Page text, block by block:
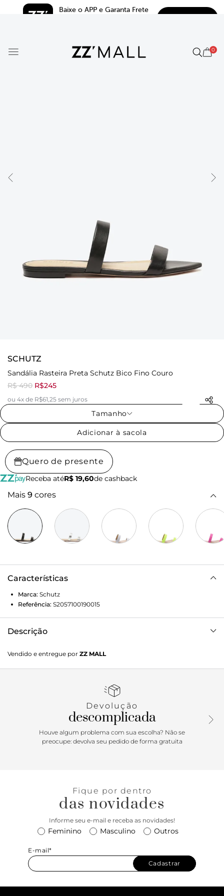
Baixe o APP e Garanta Frete
0
SCHUTZ
Sandália Rasteira Preta Schutz Bico Fino Couro
R$ 490 R$245
ou 4x de R$61,25 sem juros
Tamanho
Adicionar à sacola
Quero de presente
Receba atéR$ 19,60de cashback
Mais 9 cores
Características
Marca: Schutz
Referência: S2057100190015
Descrição
toque especial no formato em bico fino. Trazendo duas tiras
no cabedal, destaca-se em um tom escuro, elevando o
Vendido e entregue por ZZ MALL
Devolução
descomplicada
Houve algum problema com sua escolha? Não se
preocupe: devolva seu pedido de forma gratuita
Fique por dentro
das novidades
Informe seu e-mail e receba as novidades!
Feminino Masculino Outros
E-mail*
Cadastrar